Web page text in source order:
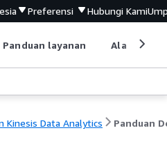
Preferensi Hubungi Kami
Panduan layanan Alat
Kinesis Data Analytics